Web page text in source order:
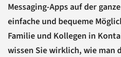
Messaging-Apps auf der
einfache und bequeme
Familie und Kollegen in
wissen Sie wirklich, wie man